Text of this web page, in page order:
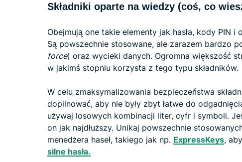
Składniki oparte na wiedzy (coś, co
Obejmują one takie elementy jak hasła, kody PIN
Są powszechnie stosowane, ale zarazem bardzo
force) oraz wycieki danych. Ogromna większość
w jakimś stopniu korzysta z tego typu składników.
W celu zmaksymalizowania bezpieczeństwa
dopilnować, aby nie były zbyt łatwe do
używaj losowych kombinacji liter, cyfr i symboli.
on jak najdłuższy. Unikaj powszechnie
menedżera haseł, takiego jak np. ExpressKeys,
silne hasła.